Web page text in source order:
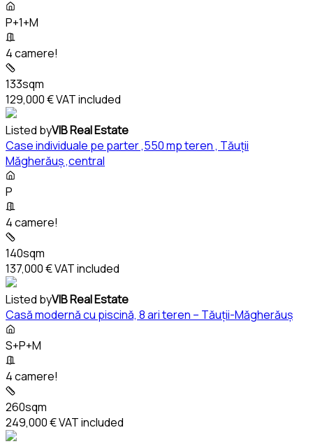
P+1+M
4 camere!
133sqm
129,000 €VAT included
Listed byVIB Real Estate
Case individuale pe parter ,550 mp teren , Tăuții
Măgherăuș ,central
P
4 camere!
140sqm
137,000 €VAT included
Listed byVIB Real Estate
Casă modernă cu piscină, 8 ari teren – Tăuții-Măgherăuș
S+P+M
4 camere!
260sqm
249,000 €VAT included